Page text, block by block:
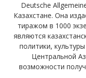
Deutsche
Казахстане. Она
тиражом в 1000
являются
политики,
Центральной
возможности